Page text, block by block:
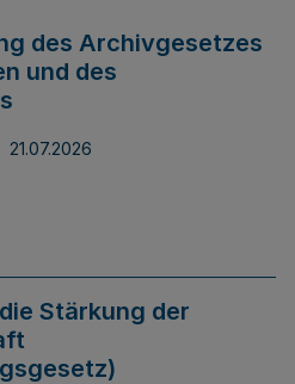
des Archivgesetzes
und des
21.07.2026
Stärkung der